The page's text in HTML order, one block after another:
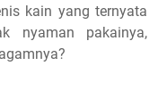
kain yang ternyata
nyaman pakainya,